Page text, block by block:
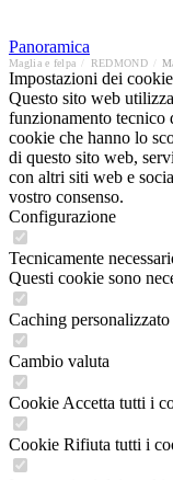
Panoramica
Maglia e felpa REDMOND
Impostazioni dei cookie
Questo sito web
funzionamento tecnico
cookie che hanno lo
di questo sito web,
con altri siti web e
vostro consenso.
Configurazione
Tecnicamente
Questi cookie sono
Caching personalizzato
Cambio valuta
Cookie Accetta tutti i
Cookie Rifiuta tutti i